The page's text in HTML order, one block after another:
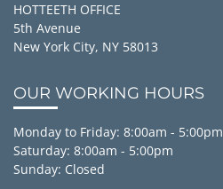
HOTTEETH OFFICE
5th Avenue
New York City, NY 58013
OUR WORKING HOURS
Monday to Friday: 8:00am - 5:00pm
Saturday: 8:00am - 5:00pm
Sunday: Closed